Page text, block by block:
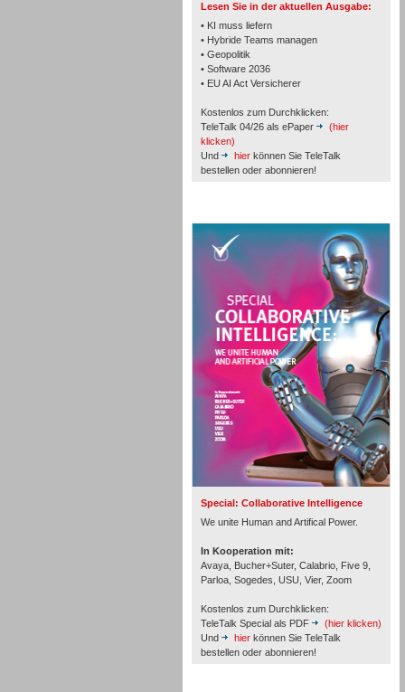
Lesen Sie in der aktuellen Ausgabe:
• KI muss liefern
• Hybride Teams managen
• Geopolitik
• Software 2036
• EU AI Act Versicherer
Kostenlos zum Durchklicken:
TeleTalk 04/26 als ePaper
(hier
klicken)
Und
hier können Sie TeleTalk
bestellen oder abonnieren!
Special: Collaborative Intelligence
We unite Human and Artifical Power.
In Kooperation mit:
Avaya, Bucher+Suter, Calabrio, Five 9,
Parloa, Sogedes, USU, Vier, Zoom
Kostenlos zum Durchklicken:
TeleTalk Special als PDF
(hier klicken)
Und
hier können Sie TeleTalk
bestellen oder abonnieren!
Workforce-Management
Personal
Inbound